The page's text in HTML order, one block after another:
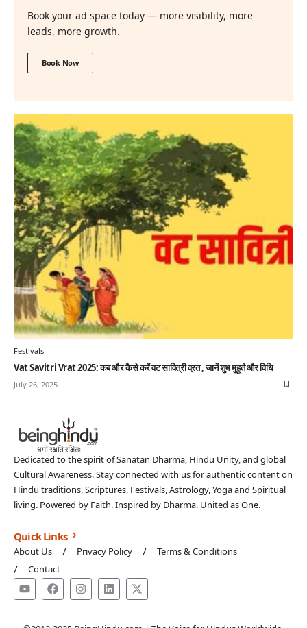
Book your ad space today — more visibility, more
leads, more growth.
Book Now
Festivals
Vat Savitri Vrat 2025: कब और कैसे करें वट सावित्री व्रत , जानें शुभ मुहूर्त और विधि
July 26, 2025
Dedicated to the spirit of Sanatan Dharma, Hindu Unity, and global
Cultural Awareness. Stay connected with us for authentic content on
Hindu traditions, Scriptures, Festivals, Astrology, Yoga and Spiritual
living. Powered by Faith. Inspired by Dharma. United as One.
Quick Links
About Us Privacy Policy
Terms & Conditions
Contact